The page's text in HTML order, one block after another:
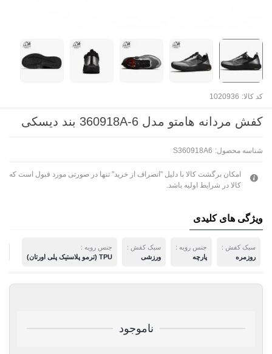
کد کالا: 1020936
کفش مردانه هامتو مدل 360918A-6 بند دیسکی
شناسه محصول: S360918A6
امکان برگشت کالا با دلیل "انصراف از خرید" تنها در صورتی مورد قبول است که
کالا در شرایط اولیه باشد.
ویژگی های کلیدی
سبک کفش :
روزمره
جنس رویه :
پارچه
سبک کفش :
ورزشی
جنس رویه :
TPU (ترمو پلاستیک پلی اورتان)
ناموجود